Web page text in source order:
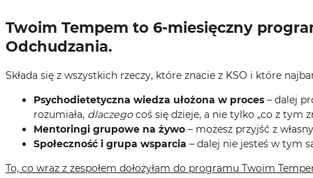
Twoim Tempem to 6-miesięczny
Odchudzania.
Składa się z wszystkich rzeczy, które znacie z KSO i które
Psychodietetyczna wiedza ułożona w proces – dalej
rozumiała, dlaczegocoś się dzieje, a nie tylko „co z tym
Mentoringi grupowe na żywo – możesz przyjść z
Społeczność i grupa wsparcia – dalej nie jesteś w tym
To, co wraz z zespołem dołożyłam do programu Twoim